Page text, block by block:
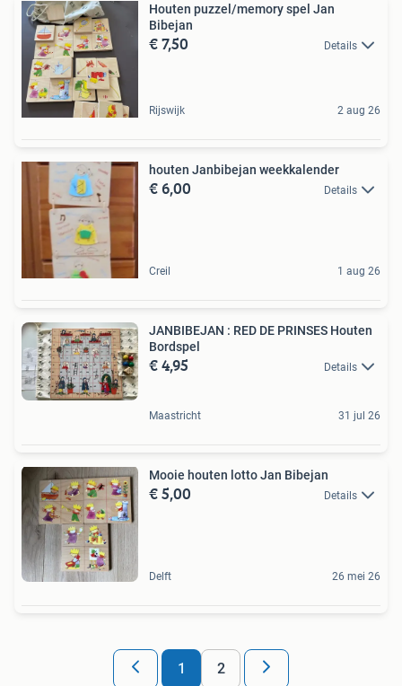
Houten puzzel/memory spel Jan
Bibejan
€ 7,50 Details
Rijswijk 2 aug 26
houten Janbibejan weekkalender
€ 6,00 Details
Creil 1 aug 26
JANBIBEJAN : RED DE PRINSES Houten
Bordspel
€ 4,95 Details
Maastricht 31 jul 26
Mooie houten lotto Jan Bibejan
€ 5,00 Details
Delft 26 mei 26
1 2